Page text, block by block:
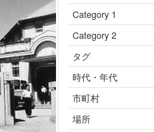
Category 1
Category 2
タグ
時代・年代
市町村
場所